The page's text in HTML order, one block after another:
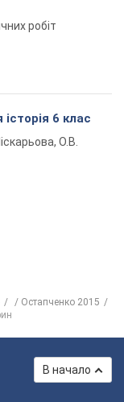
робіт
6 клас
О.В.
Остапченко 2015
В начало